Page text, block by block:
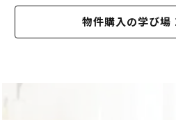
物件購入の学び場